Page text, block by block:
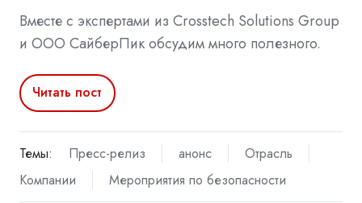
Вместе с экспертами из Crosstech Solutions Group
и ООО СайберПик обсудим много полезного.
Читать пост
Темы: Пресс-релиз анонс
Отрасль
Компании
Мероприятия по безопасности